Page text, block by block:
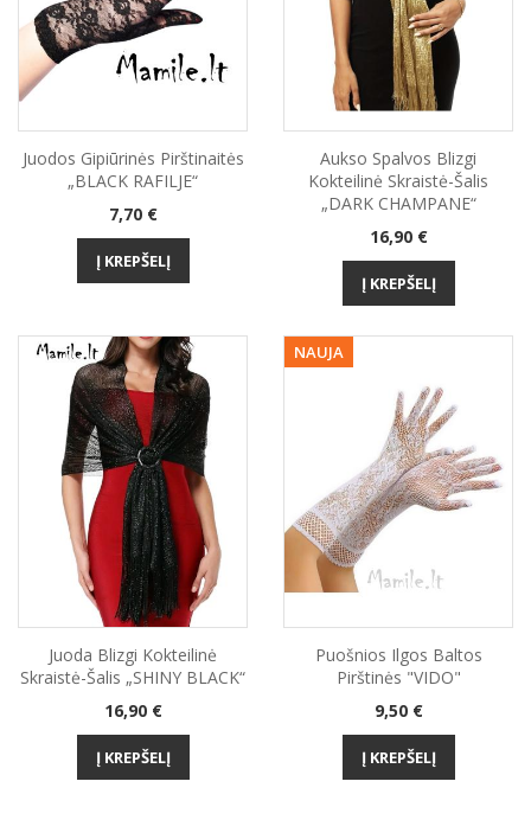
Juodos Gipiūrinės Pirštinaitės
„BLACK RAFILJE“
Kaina
7,70 €
Į KREPŠELĮ
Aukso Spalvos Blizgi
Kokteilinė Skraistė-Šalis
„DARK CHAMPANE“
Kaina
16,90 €
Į KREPŠELĮ
Juoda Blizgi Kokteilinė
Skraistė-Šalis „SHINY BLACK“
Kaina
16,90 €
Į KREPŠELĮ
NAUJA
Puošnios Ilgos Baltos
Pirštinės "VIDO"
Kaina
9,50 €
Į KREPŠELĮ